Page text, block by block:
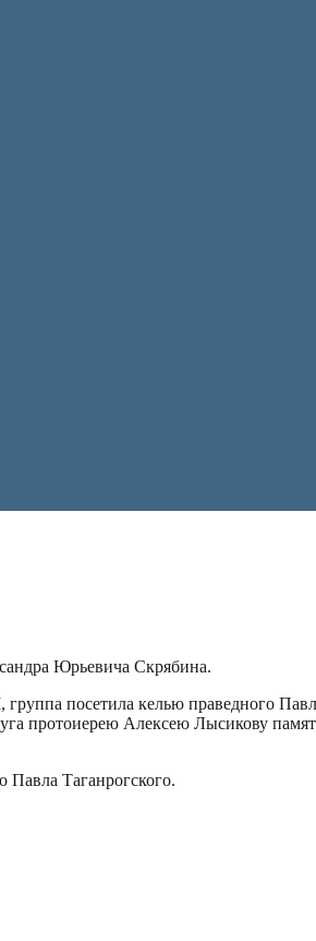
Юрьевича Скрябина.
посетила келью праведного
протоиерею Алексею Лысикову
Таганрогского.